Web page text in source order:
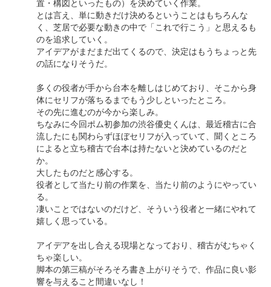
置・構図といったもの）を決めていく作業。
とは言え、単に動きだけ決めるということはもちろんな
く、芝居で必要な動きの中で「これで行こう」と思えるも
のを追求していく。
アイデアがまだまだ出てくるので、決定はもうちょっと先
の話になりそうだ。
多くの役者が手から台本を離しはじめており、そこから身
体にセリフが落ちるまでもう少しといったところ。
その先に進むのが今から楽しみ。
ちなみに今回ポム初参加の渋谷優史くんは、最近稽古に合
流したにも関わらずほぼセリフが入っていて、聞くところ
によると立ち稽古で台本は持たないと決めているのだと
か。
大したものだと感心する。
役者として当たり前の作業を、当たり前のようにやってい
る。
凄いことではないのだけど、そういう役者と一緒にやれて
嬉しく思っている。
アイデアを出し合える現場となっており、稽古がむちゃく
ちゃ楽しい。
脚本の第三稿がそろそろ書き上がりそうで、作品に良い影
響を与えること間違いなし！